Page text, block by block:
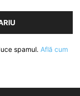
spamul. Află cum